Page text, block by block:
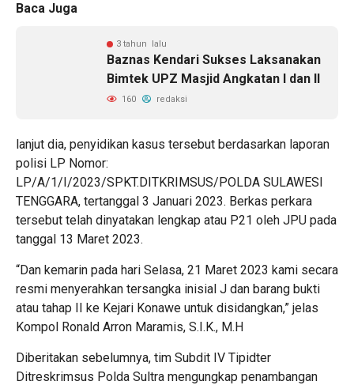
Baca Juga
3 tahun lalu
Baznas Kendari Sukses Laksanakan
Bimtek UPZ Masjid Angkatan I dan II
160 redaksi
lanjut dia, penyidikan kasus tersebut berdasarkan laporan
polisi LP Nomor:
LP/A/1/I/2023/SPKT.DITKRIMSUS/POLDA SULAWESI
TENGGARA, tertanggal 3 Januari 2023. Berkas perkara
tersebut telah dinyatakan lengkap atau P21 oleh JPU pada
tanggal 13 Maret 2023.
“Dan kemarin pada hari Selasa, 21 Maret 2023 kami secara
resmi menyerahkan tersangka inisial J dan barang bukti
atau tahap II ke Kejari Konawe untuk disidangkan,” jelas
Kompol Ronald Arron Maramis, S.I.K., M.H
Diberitakan sebelumnya, tim Subdit IV Tipidter
Ditreskrimsus Polda Sultra mengungkap penambangan